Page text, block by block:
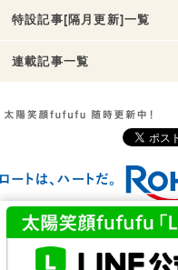
特設記事[隔月更新]一覧
連載記事一覧